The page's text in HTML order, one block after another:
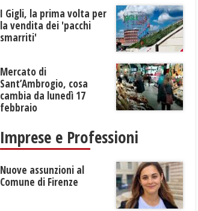
I Gigli, la prima volta per
la vendita dei 'pacchi
smarriti'
Mercato di
Sant’Ambrogio, cosa
cambia da lunedì 17
febbraio
Imprese e Professioni
Nuove assunzioni al
Comune di Firenze